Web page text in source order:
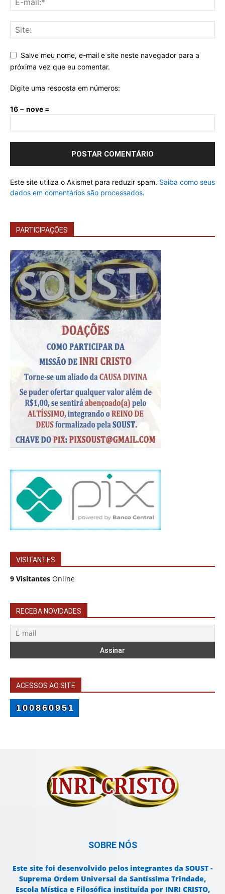
Salve meu nome, e-mail e site neste navegador para a
próxima vez que eu comentar.
Digite uma resposta em números:
16 − nove =
Este site utiliza o Akismet para reduzir spam. Saiba como seus
dados em comentários são processados.
PARTICIPAÇÕES
VISITANTES
9 Visitantes Online
RECEBA NOVIDADES
ACESSOS AO SITE
100860951
SOBRE NÓS
Este site foi desenvolvido pelos integrantes da SOUST -
Suprema Ordem Universal da Santíssima Trindade,
Escola Mística e Filosófica instituída por INRI CRISTO,